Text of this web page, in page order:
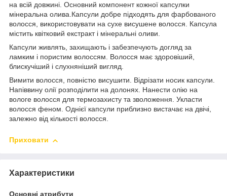
на всій довжині. Основний компонент кожної капсулки
мінеральна олива.Капсули добре підходять для фарбованого
волосся, використовувати на сухе висушене волосся. Капсула
містить квітковий екстракт і мінеральні оливи.
Капсули живлять, захищають і забезпечують догляд за
ламким і пористим волоссям. Волосся має здоровіший,
блискучіший і слухняніший вигляд.
Вимити волосся, повністю висушити. Відрізати носик капсули.
Напіввину олії розподілити на долонях. Нанести олію на
вологе волосся для термозахисту та зволоження. Укласти
волосся феном. Однієї капсули приблизно вистачає на двічі,
залежно від кількості волосся.
Приховати
Характеристики
Основні атрибути